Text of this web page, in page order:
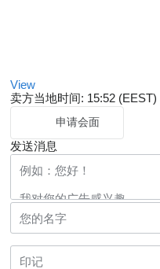
View
卖方当地时间: 15:52 (EEST)
申请会面
发送消息